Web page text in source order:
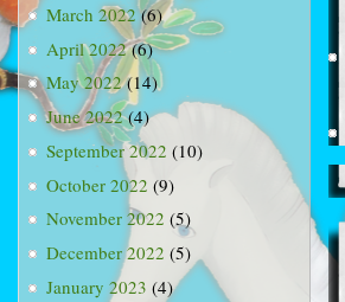
March 2022(6)
April 2022(6)
May 2022(14)
June 2022(4)
September 2022 (10)
October 2022 (9)
November 2022 (5)
December 2022 (5)
January 2023 (4)